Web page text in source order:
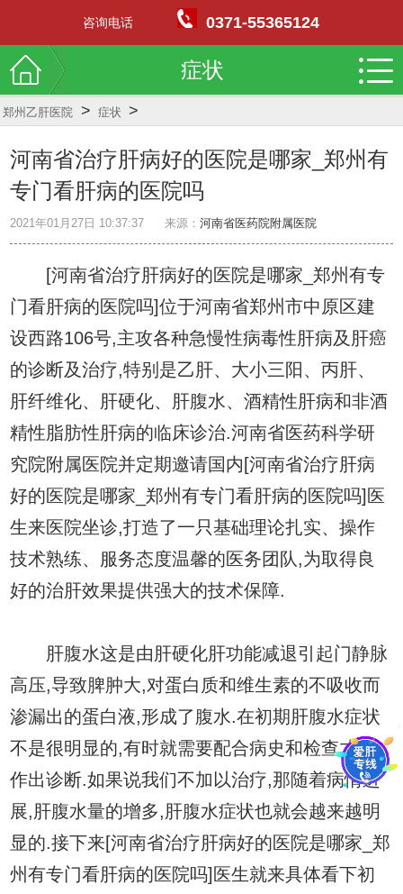
症状
郑州乙肝医院 > 症状 >
河南省治疗肝病好的医院是哪家_郑州有
专门看肝病的医院吗
2021年01月27日 10:37:37 来源：河南省医药院附属医院
[河南省治疗肝病好的医院是哪家_郑州有专
门看肝病的医院吗]位于河南省郑州市中原区建
设西路106号,主攻各种急慢性病毒性肝病及肝癌
的诊断及治疗,特别是乙肝、大小三阳、丙肝、
肝纤维化、肝硬化、肝腹水、酒精性肝病和非酒
精性脂肪性肝病的临床诊治.河南省医药科学研
究院附属医院并定期邀请国内[河南省治疗肝病
好的医院是哪家_郑州有专门看肝病的医院吗]医
生来医院坐诊,打造了一只基础理论扎实、操作
技术熟练、服务态度温馨的医务团队,为取得良
好的治肝效果提供强大的技术保障.
肝腹水这是由肝硬化肝功能减退引起门静脉
高压,导致脾肿大,对蛋白质和维生素的不吸收而
渗漏出的蛋白液,形成了腹水.在初期肝腹水症状
不是很明显的,有时就需要配合病史和检查才能
作出诊断.如果说我们不加以治疗,那随着病情进
展,肝腹水量的增多,肝腹水症状也就会越来越明
显的.接下来[河南省治疗肝病好的医院是哪家_郑
州有专门看肝病的医院吗]医生就来具体看下初
咨询电话 0371-55365124